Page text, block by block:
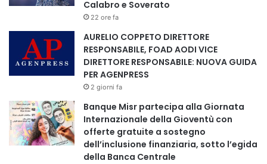
Calabro e Soverato
22 ore fa
AURELIO COPPETO DIRETTORE
RESPONSABILE, FOAD AODI VICE
DIRETTORE RESPONSABILE: NUOVA GUIDA
PER AGENPRESS
2 giorni fa
Banque Misr partecipa alla Giornata
Internazionale della Gioventù con
offerte gratuite a sostegno
dell’inclusione finanziaria, sotto l’egida
della Banca Centrale